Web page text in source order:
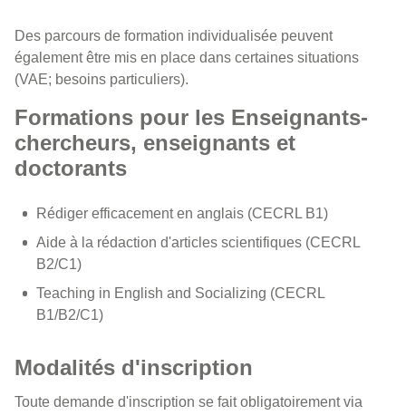
Des parcours de formation individualisée peuvent
également être mis en place dans certaines situations
(VAE; besoins particuliers).
Formations pour les Enseignants-
chercheurs, enseignants et
doctorants
Rédiger efficacement en anglais (CECRL B1)
Aide à la rédaction d'articles scientifiques (CECRL
B2/C1)
Teaching in English and Socializing (CECRL
B1/B2/C1)
Modalités d'inscription
Toute demande d'inscription se fait obligatoirement via